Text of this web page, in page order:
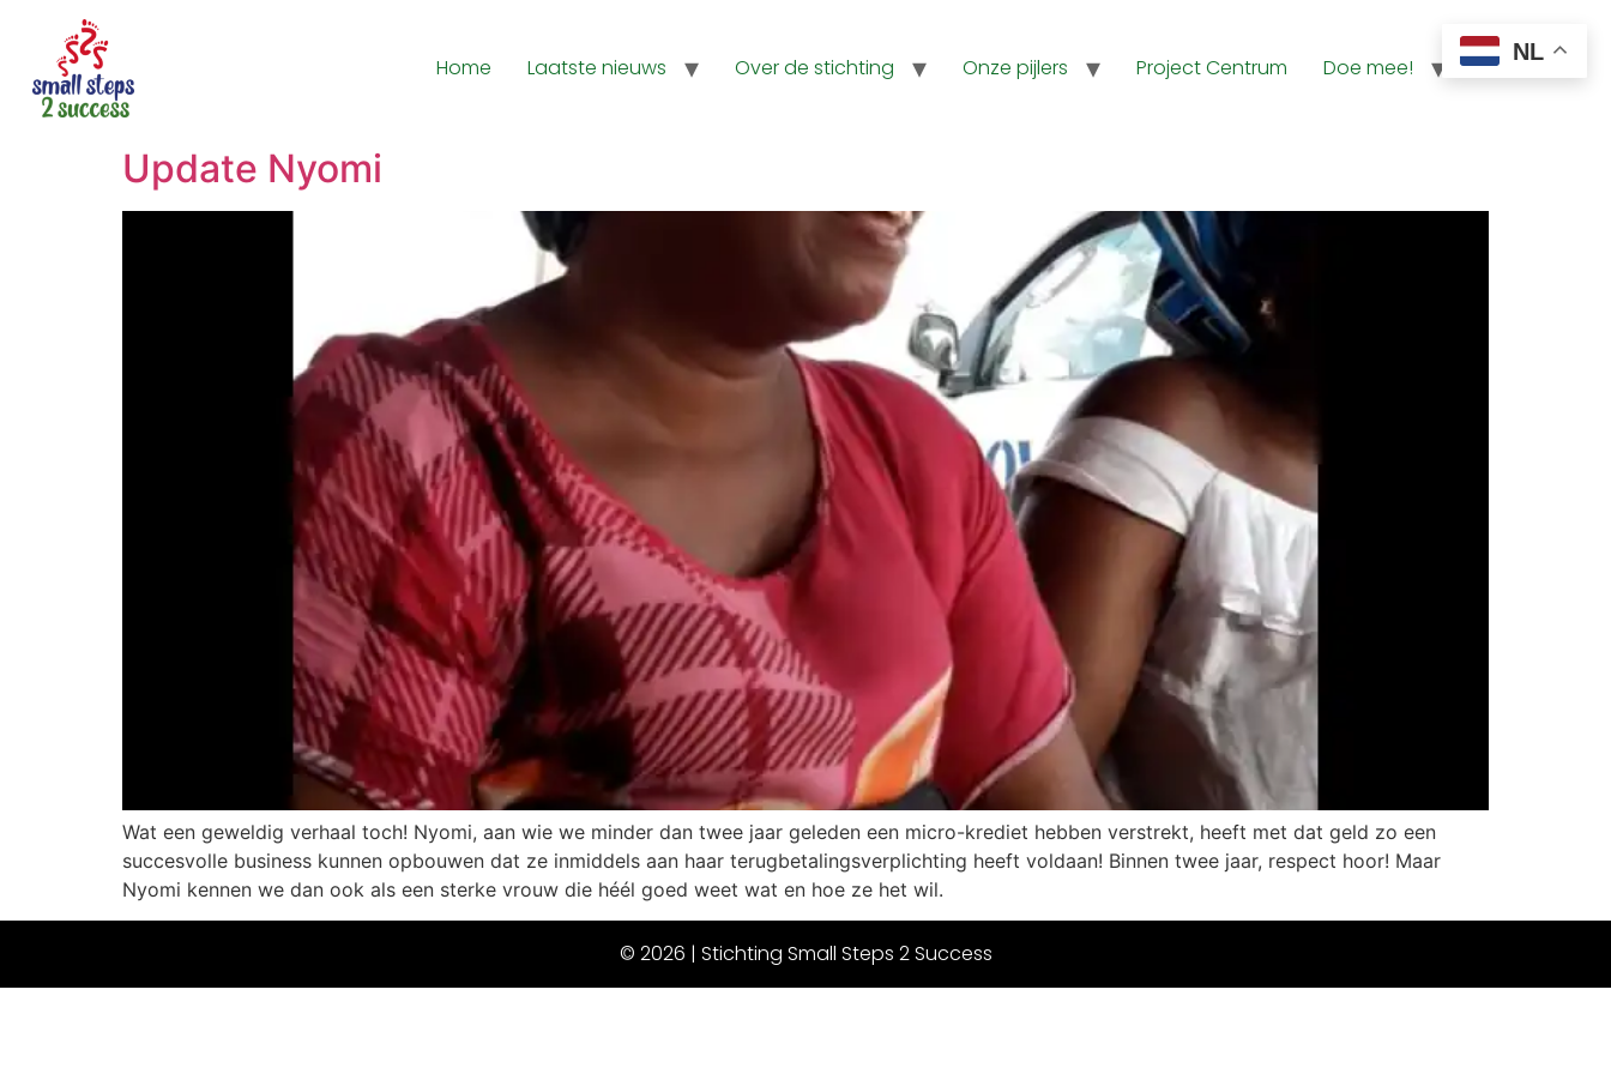
Home Laatste nieuws Over de stichting Onze pijlers Project Centrum Doe mee! Contact
Update Nyomi
Wat een geweldig verhaal toch! Nyomi, aan wie we minder dan twee jaar geleden een micro-krediet hebben verstrekt, heeft met dat geld zo een
succesvolle business kunnen opbouwen dat ze inmiddels aan haar terugbetalingsverplichting heeft voldaan! Binnen twee jaar, respect hoor! Maar
Nyomi kennen we dan ook als een sterke vrouw die héél goed weet wat en hoe ze het wil.
© 2026 | Stichting Small Steps 2 Success
NL